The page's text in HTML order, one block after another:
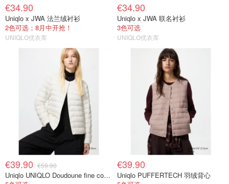
€34.90
Uniqlo x JWA 法兰绒衬衫
2色可选；8月中开抢！
UNIQLO优衣库
€34.90
Uniqlo x JWA 联名衬衫
3色可选
UNIQLO优衣库
€39.90 €59.90
Uniqlo UNIQLO Doudoune fine compacte 女士羽绒服
€39.90
Uniqlo PUFFERTECH 羽绒背心